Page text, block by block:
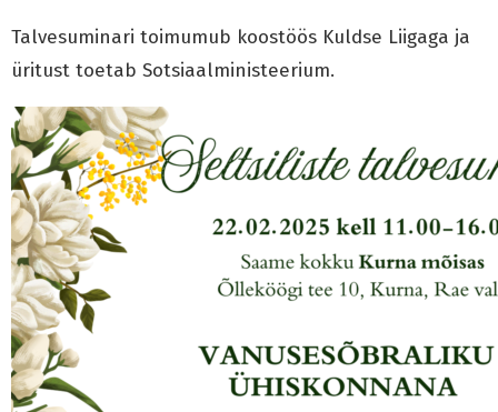
Talvesuminari toimumub koostöös Kuldse Liigaga ja
üritust toetab Sotsiaalministeerium.